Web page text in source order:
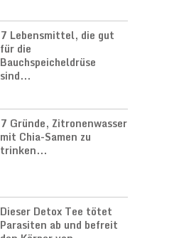
7 Lebensmittel, die gut
für die
Bauchspeicheldrüse
sind...
7 Gründe, Zitronenwasser
mit Chia-Samen zu
trinken...
Dieser Detox Tee tötet
Parasiten ab und befreit